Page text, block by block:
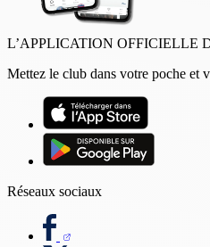
L’APPLICATION OFFICIELLE
Mettez le club dans votre poche et
Réseaux sociaux